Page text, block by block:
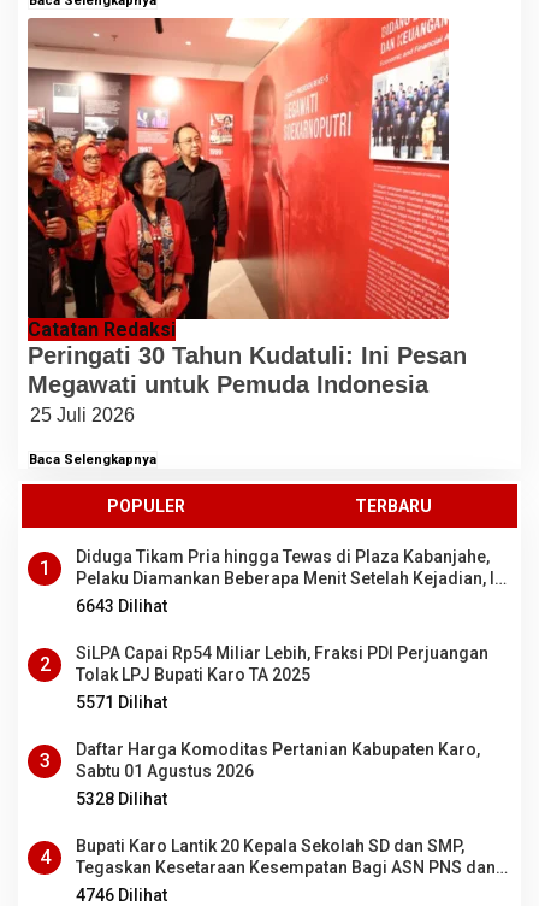
Catatan Redaksi
Peringati 30 Tahun Kudatuli: Ini Pesan
Megawati untuk Pemuda Indonesia
25 Juli 2026
Baca Selengkapnya
POPULER TERBARU
1
Diduga Tikam Pria hingga Tewas di Plaza Kabanjahe,
Pelaku Diamankan Beberapa Menit Setelah Kejadian, Ini
Motifnya
6643 Dilihat
2
SiLPA Capai Rp54 Miliar Lebih, Fraksi PDI Perjuangan
Tolak LPJ Bupati Karo TA 2025
5571 Dilihat
3
Daftar Harga Komoditas Pertanian Kabupaten Karo,
Sabtu 01 Agustus 2026
5328 Dilihat
4
Bupati Karo Lantik 20 Kepala Sekolah SD dan SMP,
Tegaskan Kesetaraan Kesempatan Bagi ASN PNS dan
PPPK
4746 Dilihat